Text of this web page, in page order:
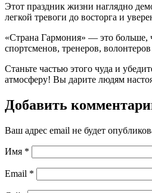
Этот праздник жизни наглядно
легкой тревоги до восторга и
«Страна Гармония» — это больше,
спортсменов, тренеров,
Станьте частью этого чуда и
атмосферу! Вы дарите людям
Добавить
Ваш адрес email не будет
Имя *
Email *